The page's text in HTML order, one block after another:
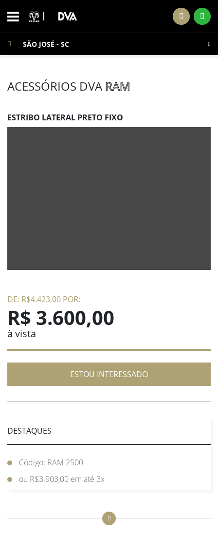
SÃO JOSÉ - SC
ACESSÓRIOS DVA RAM
ESTRIBO LATERAL PRETO FIXO
DE: R$4.423,00 POR:
R$ 3.600,00
à vista
ESTOU INTERESSADO
DESTAQUES
Código: RAM 2500
ou R$3.903,00 em até 3x